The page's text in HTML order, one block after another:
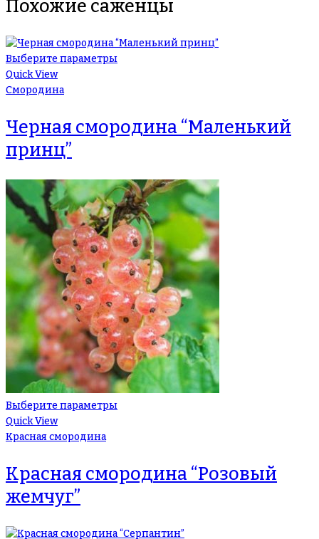
Похожие саженцы
Выберите параметры
Quick View
Смородина
Черная смородина “Маленький
принц”
Выберите параметры
Quick View
Красная смородина
Красная смородина “Розовый
жемчуг”